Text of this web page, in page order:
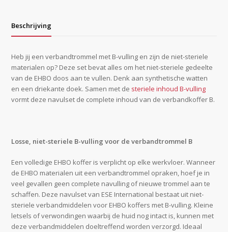
Beschrijving
Heb jij een verbandtrommel met B-vulling en zijn de niet-steriele
materialen op? Deze set bevat alles om het niet-steriele gedeelte
van de EHBO doos aan te vullen. Denk aan synthetische watten
en een driekante doek. Samen met de steriele inhoud B-vulling
vormt deze navulset de complete inhoud van de verbandkoffer B.
Losse, niet-steriele B-vulling voor de verbandtrommel B
Een volledige EHBO koffer is verplicht op elke werkvloer. Wanneer
de EHBO materialen uit een verbandtrommel opraken, hoef je in
veel gevallen geen complete navulling of nieuwe trommel aan te
schaffen. Deze navulset van ESE International bestaat uit niet-
steriele verbandmiddelen voor EHBO koffers met B-vulling. Kleine
letsels of verwondingen waarbij de huid nog intact is, kunnen met
deze verbandmiddelen doeltreffend worden verzorgd. Ideaal